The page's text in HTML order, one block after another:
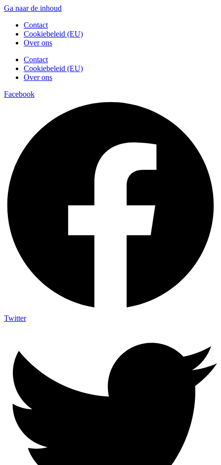
Ga naar de inhoud
Contact
Cookiebeleid (EU)
Over ons
Contact
Cookiebeleid (EU)
Over ons
Facebook
Twitter